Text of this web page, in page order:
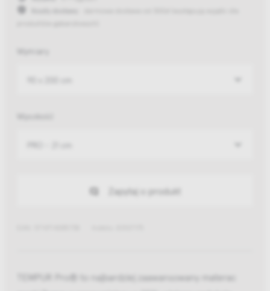
Wymiary
Wysokość
Zapytaj o produkt
TEMPUR Pro® to najbardziej zaawansowany materac